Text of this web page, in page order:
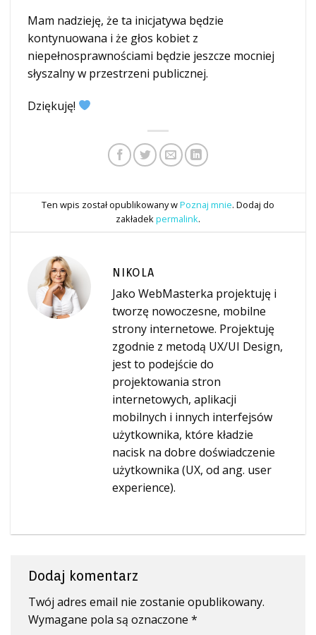
Mam nadzieję, że ta inicjatywa będzie
kontynuowana i że głos kobiet z
niepełnosprawnościami będzie jeszcze mocniej
słyszalny w przestrzeni publicznej.
Dziękuję!
Ten wpis został opublikowany wPoznaj mnie. Dodaj do
zakładekpermalink.
NIKOLA
Jako WebMasterka projektuję i
tworzę nowoczesne, mobilne
strony internetowe. Projektuję
zgodnie z metodą UX/UI Design,
jest to podejście do
projektowania stron
internetowych, aplikacji
mobilnych i innych interfejsów
użytkownika, które kładzie
nacisk na dobre doświadczenie
użytkownika (UX, od ang. user
experience).
Dodaj komentarz
Twój adres email nie zostanie opublikowany.
Wymagane pola są oznaczone *